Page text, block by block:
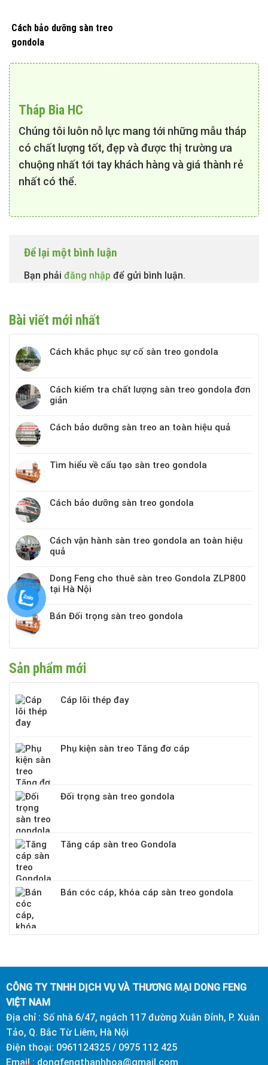
Cách bảo dưỡng sàn treo
gondola
Tháp Bia HC
Chúng tôi luôn nỗ lực mang tới những mẫu tháp
có chất lượng tốt, đẹp và được thị trường ưa
chuộng nhất tới tay khách hàng và giá thành rẻ
nhất có thể.
Để lại một bình luận
Bạn phải đăng nhập để gửi bình luận.
Bài viết mới nhất
Cách khắc phục sự cố sàn treo gondola
Cách kiểm tra chất lượng sàn treo gondola đơn
giản
Cách bảo dưỡng sàn treo an toàn hiệu quả
Tìm hiểu về cấu tạo sàn treo gondola
Cách bảo dưỡng sàn treo gondola
Cách vận hành sàn treo gondola an toàn hiệu
quả
Dong Feng cho thuê sàn treo Gondola ZLP800
tại Hà Nội
Bán Đối trọng sàn treo gondola
Sản phẩm mới
Cáp lõi thép đay
Phụ kiện sàn treo Tăng đơ cáp
Đối trọng sàn treo gondola
Tăng cáp sàn treo Gondola
Bán cóc cáp, khóa cáp sàn treo gondola
CÔNG TY TNHH DỊCH VỤ VÀ THƯƠNG MẠI DONG FENG
VIỆT NAM
Địa chỉ : Số nhà 6/47, ngách 117 đường Xuân Đỉnh, P. Xuân
Tảo, Q. Bắc Từ Liêm, Hà Nội
Điện thoại: 0961124325 / 0975 112 425
Email : dongfengthanhhoa@gmail.com